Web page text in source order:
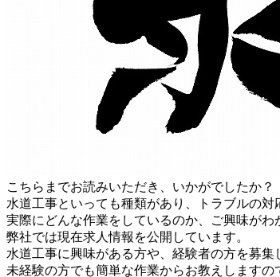
こちらまでお読みいただき、いかがでしたか？
水道工事といっても種類があり、トラブルの
実際にどんな作業をしているのか、ご興味が
弊社では現在求人情報を公開しています。
水道工事に興味がある方や、経験者の方を募集
未経験の方でも簡単な作業からお教えしますの